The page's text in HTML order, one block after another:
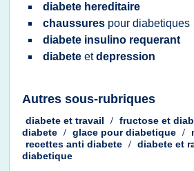
diabete hereditaire
chaussures pour diabetiques
diabete insulino requerant
diabete etdepression
Autres sous-rubriques
diabete et travail / fructose et
diabete / glace pourdiabetique /
recettes anti diabete / diabete et
diabetique